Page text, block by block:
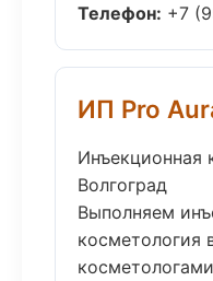
Телефон: +7
ИП Pro
Инъекционная
Волгоград
Выполняем
косметология